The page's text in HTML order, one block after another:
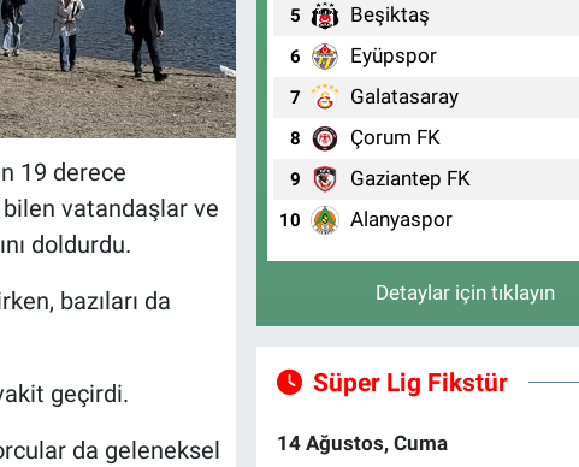
19 derece
bilen vatandaşlar ve
doldurdu.
bazıları da
geçirdi.
da geleneksel
5 Beşiktaş
6 Eyüpspor
7 Galatasaray
8 Çorum FK
9 Gaziantep FK
10 Alanyaspor
Detaylar için tıklayın
Süper Lig Fikstür
14 Ağustos, Cuma